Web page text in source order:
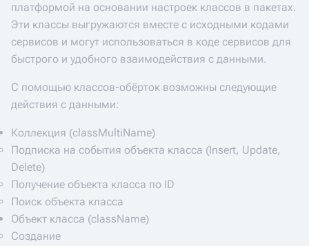
платформой на основании настроек классов в пакетах.
Эти классы выгружаются вместе с исходными кодами
сервисов и могут использоваться в коде сервисов для
быстрого и удобного взаимодействия с данными.
С помощью классов-обёрток возможны следующие
действия с данными:
Коллекция (classMultiName)
Подписка на события объекта класса (Insert, Update,
Delete)
Получение объекта класса по ID
Поиск объекта класса
Объект класса (className)
Создание